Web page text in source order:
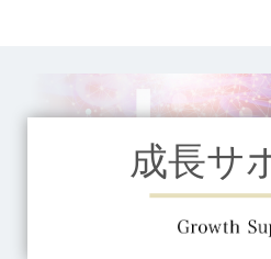
成長サ